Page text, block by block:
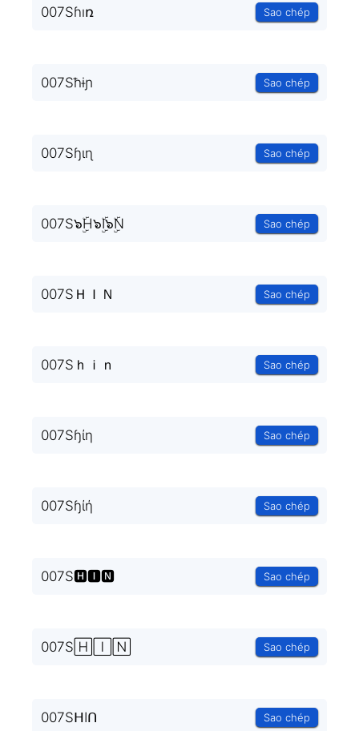
007Sɦıռ Sao chép
007Sħɨɲ Sao chép
007Sɧɩɳ Sao chép
007S๖ۣۜH๖ۣۜI๖ۣۜN Sao chép
007SＨＩＮ Sao chép
007Sｈｉｎ Sao chép
007Sɧίη Sao chép
007Sɧίή Sao chép
007S🅷🅸🅽 Sao chép
007S🄷🄸🄽 Sao chép
007SᕼIᑎ Sao chép